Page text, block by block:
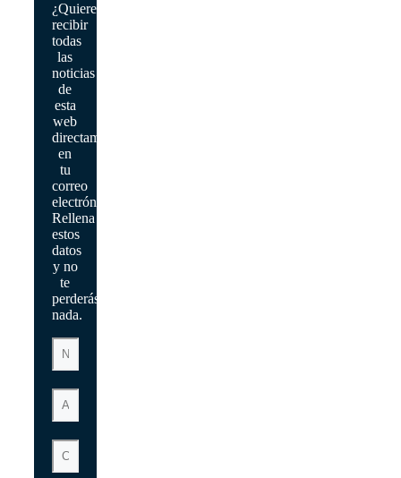
¿Quieres
recibir
todas
las
noticias
de
esta
web
directamente
en
tu
correo
electrónico?
Rellena
estos
datos
y no
te
perderás
nada.